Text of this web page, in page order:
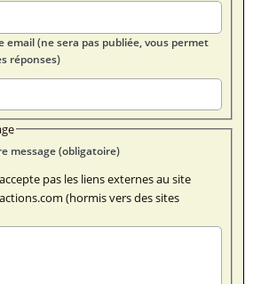
email (ne sera pas publiée, vous permet
réponses)
Texte de votre message (obligatoire)
pas les liens externes au site
(hormis vers des sites